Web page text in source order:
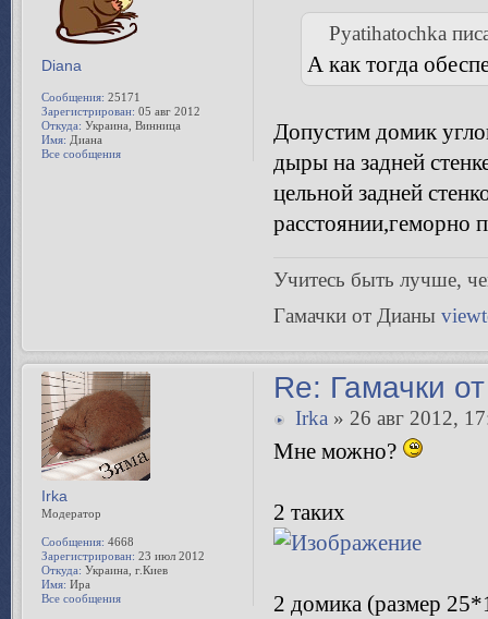
Pyatihatochka
А как тогда
Допустим домик
дыры на задней
цельной задней
расстоянии,геморно
Учитесь быть лучше,
Гамачки от Дианы
Diana
Сообщения: 25171
Зарегистрирован: 05 авг 2012
Откуда: Украина, Винница
Имя: Диана
Все сообщения
Re: Гамачки
Irka » 26 авг 2012,
Мне можно?
2 таких
2 домика (размер
Irka
Модератор
Сообщения: 4668
Зарегистрирован: 23 июл 2012
Откуда: Украина, г.Киев
Имя: Ира
Все сообщения